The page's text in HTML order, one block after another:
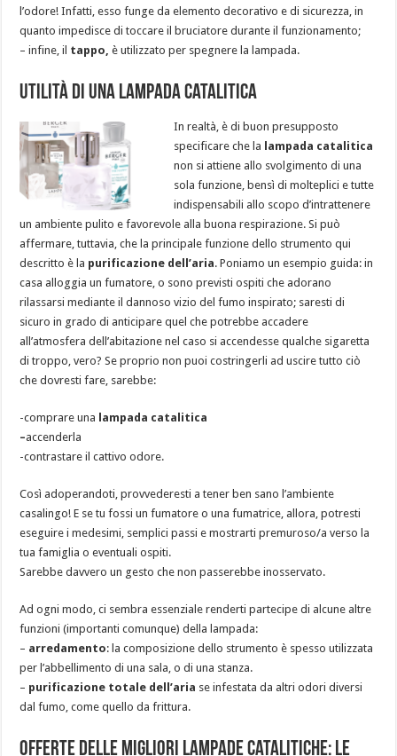
l’odore! Infatti, esso funge da elemento decorativo e di sicurezza, in
quanto impedisce di toccare il bruciatore durante il funzionamento;
– infine, il tappo, è utilizzato per spegnere la lampada.
Utilità di una Lampada Catalitica
In realtà, è di buon presupposto
specificare che la lampada catalitica
non si attiene allo svolgimento di una
sola funzione, bensì di molteplici e tutte
indispensabili allo scopo d’intrattenere
un ambiente pulito e favorevole alla buona respirazione. Si può
affermare, tuttavia, che la principale funzione dello strumento qui
descritto è la purificazione dell’aria. Poniamo un esempio guida: in
casa alloggia un fumatore, o sono previsti ospiti che adorano
rilassarsi mediante il dannoso vizio del fumo inspirato; saresti di
sicuro in grado di anticipare quel che potrebbe accadere
all’atmosfera dell’abitazione nel caso si accendesse qualche sigaretta
di troppo, vero? Se proprio non puoi costringerli ad uscire tutto ciò
che dovresti fare, sarebbe:
-comprare una lampada catalitica
–accenderla
-contrastare il cattivo odore.
Così adoperandoti, provvederesti a tener ben sano l’ambiente
casalingo! E se tu fossi un fumatore o una fumatrice, allora, potresti
eseguire i medesimi, semplici passi e mostrarti premuroso/a verso la
tua famiglia o eventuali ospiti.
Sarebbe davvero un gesto che non passerebbe inosservato.
Ad ogni modo, ci sembra essenziale renderti partecipe di alcune altre
funzioni (importanti comunque) della lampada:
– arredamento: la composizione dello strumento è spesso utilizzata
per l’abbellimento di una sala, o di una stanza.
– purificazione totale dell’aria se infestata da altri odori diversi
dal fumo, come quello da frittura.
Offerte delle migliori Lampade Catalitiche: le